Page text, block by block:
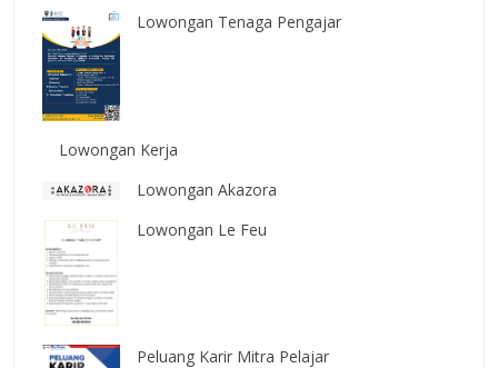
Lowongan Tenaga Pengajar
Lowongan Kerja
Lowongan Akazora
Lowongan Le Feu
Peluang Karir Mitra Pelajar